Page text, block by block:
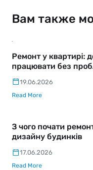
Вам также
Ремонт у квартирі:
працювати без
19.06.2026
Read More
З чого почати
дизайну будинків
17.06.2026
Read More